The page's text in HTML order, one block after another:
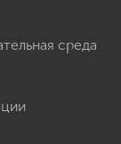
среда